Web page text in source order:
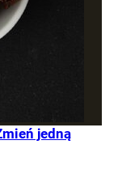
jedną